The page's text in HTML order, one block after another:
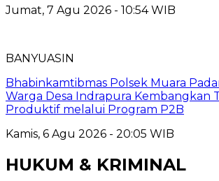
Jumat, 7 Agu 2026 - 10:54 WIB
BANYUASIN
Bhabinkamtibmas Polsek Muara
Warga Desa Indrapura Kembangkan
Produktif melalui Program P2B
Kamis, 6 Agu 2026 - 20:05 WIB
HUKUM & KRIMINAL